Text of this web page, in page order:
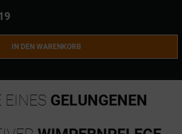
IN DEN WARENKORB
EINES GELUNGENEN